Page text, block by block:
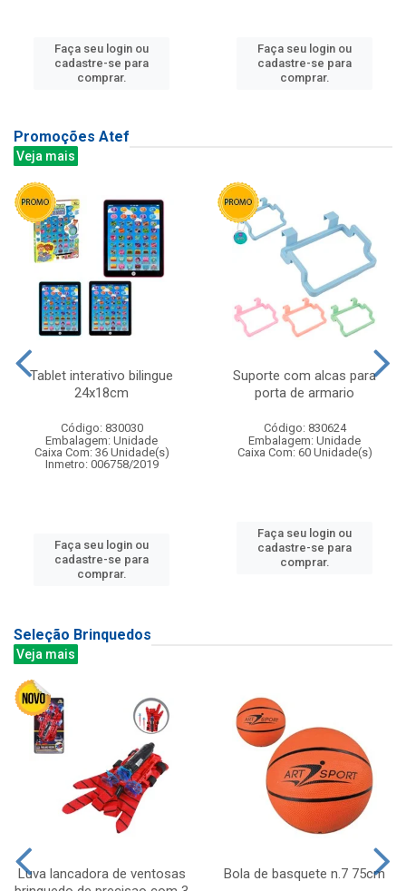
Faça seu login ou
cadastre-se para
comprar.
Faça seu login ou
cadastre-se para
comprar.
Promoções Atef
Veja mais
Tablet interativo bilingue
24x18cm
Código: 830030
Embalagem: Unidade
Caixa Com: 36 Unidade(s)
Inmetro: 006758/2019
Faça seu login ou
cadastre-se para
comprar.
Suporte com alcas para
porta de armario
Código: 830624
Embalagem: Unidade
Caixa Com: 60 Unidade(s)
Faça seu login ou
cadastre-se para
comprar.
Seleção Brinquedos
Veja mais
Luva lancadora de ventosas
Bola de basquete n.7 75cm